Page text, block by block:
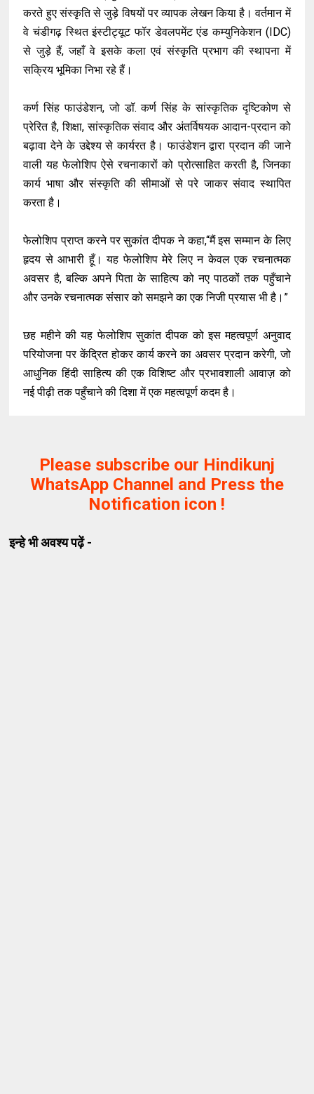
करते हुए संस्कृति से जुड़े विषयों पर व्यापक लेखन किया है। वर्तमान में
वे चंडीगढ़ स्थित इंस्टीट्यूट फॉर डेवलपमेंट एंड कम्युनिकेशन (IDC)
से जुड़े हैं, जहाँ वे इसके कला एवं संस्कृति प्रभाग की स्थापना में
सक्रिय भूमिका निभा रहे हैं।
कर्ण सिंह फाउंडेशन, जो डॉ. कर्ण सिंह के सांस्कृतिक दृष्टिकोण से
प्रेरित है, शिक्षा, सांस्कृतिक संवाद और अंतर्विषयक आदान-प्रदान को
बढ़ावा देने के उद्देश्य से कार्यरत है। फाउंडेशन द्वारा प्रदान की जाने
वाली यह फेलोशिप ऐसे रचनाकारों को प्रोत्साहित करती है, जिनका
कार्य भाषा और संस्कृति की सीमाओं से परे जाकर संवाद स्थापित
करता है।
फेलोशिप प्राप्त करने पर सुकांत दीपक ने कहा,“मैं इस सम्मान के लिए
हृदय से आभारी हूँ। यह फेलोशिप मेरे लिए न केवल एक रचनात्मक
अवसर है, बल्कि अपने पिता के साहित्य को नए पाठकों तक पहुँचाने
और उनके रचनात्मक संसार को समझने का एक निजी प्रयास भी है।”
छह महीने की यह फेलोशिप सुकांत दीपक को इस महत्वपूर्ण अनुवाद
परियोजना पर केंद्रित होकर कार्य करने का अवसर प्रदान करेगी, जो
आधुनिक हिंदी साहित्य की एक विशिष्ट और प्रभावशाली आवाज़ को
नई पीढ़ी तक पहुँचाने की दिशा में एक महत्वपूर्ण कदम है।
Please subscribe our Hindikunj
WhatsApp Channel and Press the
Notification icon !
इन्हे भी अवश्य पढ़ें -